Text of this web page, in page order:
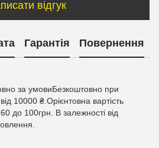
відгук
Гарантія Повернення
за умовиБезкоштовно при
10000 ₴.Орієнтовна вартість
до 100грн. В залежності від